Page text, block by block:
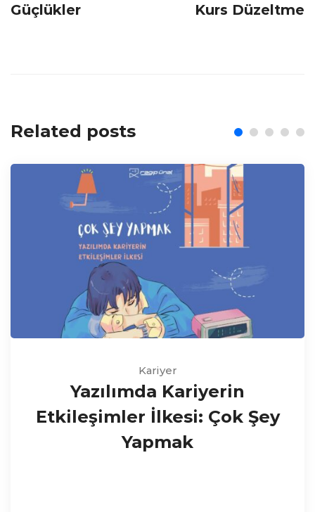
Güçlükler
Kurs Düzeltme
Related posts
Kariyer
Yazılımda Kariyerin
Etkileşimler İlkesi: Çok Şey
Yapmak